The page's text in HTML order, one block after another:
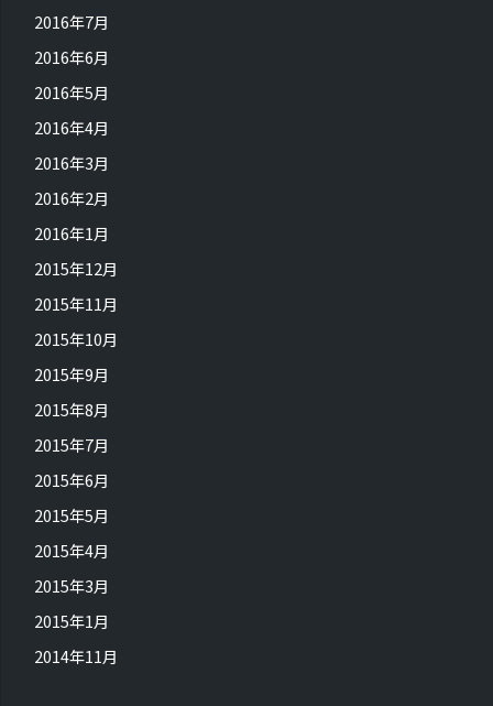
2016年7月
2016年6月
2016年5月
2016年4月
2016年3月
2016年2月
2016年1月
2015年12月
2015年11月
2015年10月
2015年9月
2015年8月
2015年7月
2015年6月
2015年5月
2015年4月
2015年3月
2015年1月
2014年11月